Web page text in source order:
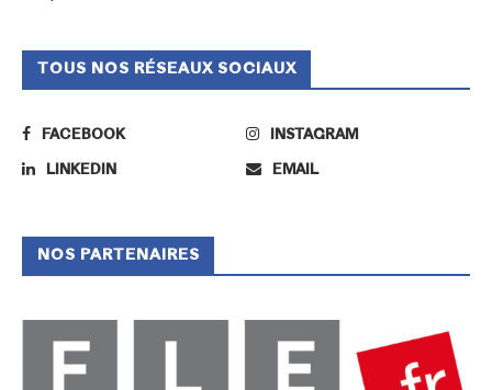
TOUS NOS RÉSEAUX SOCIAUX
FACEBOOK INSTAGRAM
LINKEDIN EMAIL
NOS PARTENAIRES